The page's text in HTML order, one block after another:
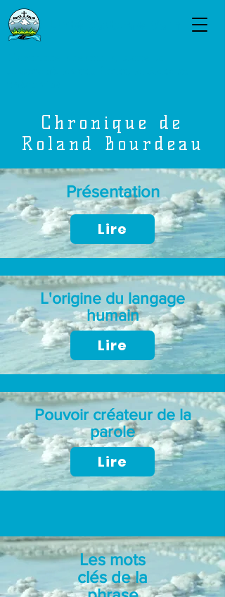
Chronique de
Roland Bourdeau
Présentation
Lire
L'origine du langage
humain
Lire
Pouvoir créateur de la
parole
Lire
Les mots
clés de la